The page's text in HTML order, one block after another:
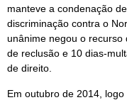
manteve a condenação
discriminação contra o
unânime negou o
de reclusão e 10 dias-
de direito.
Em outubro de 2014,